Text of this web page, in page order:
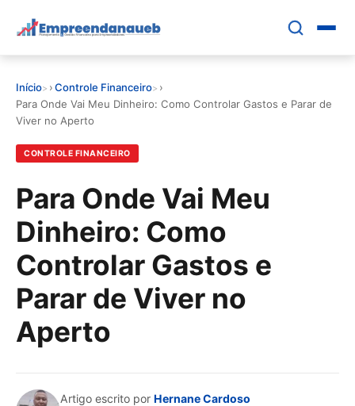
para
principal
EDUCAR E CRESCER
CONTROLE FINANCEIRO
FERRAMENTAS
Início ›Controle Financeiro
›
Para Onde Vai Meu Dinheiro: Como Controlar Gastos e Parar de
Viver no Aperto
CONTROLE FINANCEIRO
Para Onde Vai Meu
Dinheiro: Como
Controlar Gastos e
Parar de Viver no
Aperto
Artigo escrito por Hernane Cardoso